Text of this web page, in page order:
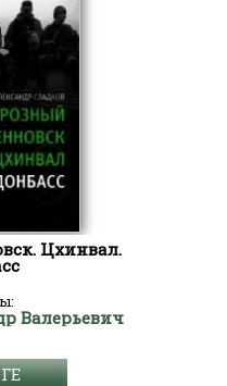
Цхинвал.
Валерьевич